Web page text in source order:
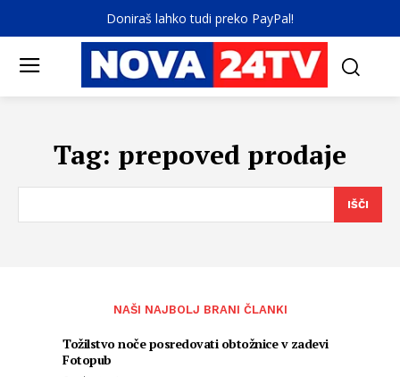
Doniraš lahko tudi preko PayPal!
Tag: prepoved prodaje
IŠČI
NAŠI NAJBOLJ BRANI ČLANKI
Tožilstvo noče posredovati obtožnice v zadevi
Fotopub